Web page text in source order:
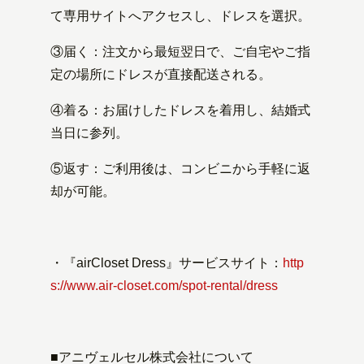
て専用サイトへアクセスし、ドレスを選択。
③届く：注文から最短翌日で、ご自宅やご指
定の場所にドレスが直接配送される。
④着る：お届けしたドレスを着用し、結婚式
当日に参列。
⑤返す：ご利用後は、コンビニから手軽に返
却が可能。
・『airCloset Dress』サービスサイト： http
s://www.air-closet.com/spot-rental/dress
■アニヴェルセル株式会社について